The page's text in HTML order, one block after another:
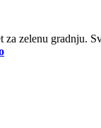
zelenu gradnju.